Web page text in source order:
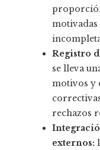
Registro
se lleva
motivos y
rechazos
externos: